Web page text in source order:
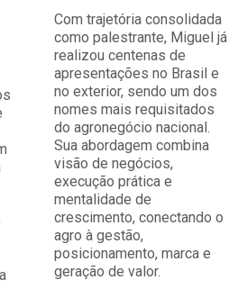
Com trajetória consolidada
como palestrante, Miguel já
realizou centenas de
apresentações no Brasil e
no exterior, sendo um dos
nomes mais requisitados
do agronegócio nacional.
Sua abordagem combina
visão de negócios,
execução prática e
mentalidade de
crescimento, conectando o
agro à gestão,
posicionamento, marca e
geração de valor.